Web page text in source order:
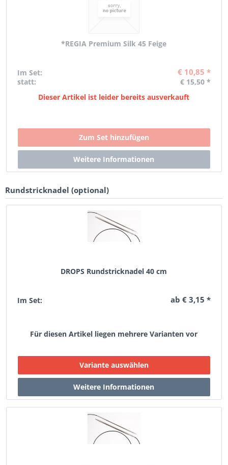
*REGIA Premium Silk 45 Feige
Im Set: € 10,85 *
statt:
€ 15,50 *
Dieser Artikel ist leider bereits ausverkauft
Rundstricknadel (optional)
DROPS Rundstricknadel 40 cm
Im Set: ab € 3,15 *
Für diesen Artikel liegen mehrere Varianten vor